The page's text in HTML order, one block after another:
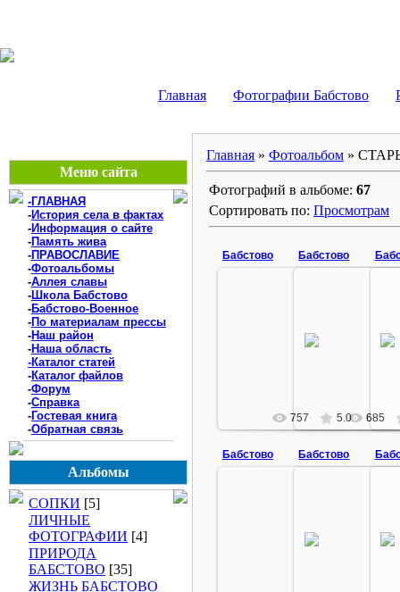
Главная Фотографии Бабстово
Меню сайта
-ГЛАВНАЯ
-История села в фактах
-Информация о сайте
-Память жива
-ПРАВОСЛАВИЕ
-Фотоальбомы
-Аллея славы
-Школа Бабстово
-Бабстово-Военное
-По материалам прессы
-Наш район
-Наша область
-Каталог статей
-Каталог файлов
-Форум
-Справка
-Гостевая книга
-Обратная связь
Альбомы
СОПКИ [5]
ЛИЧНЫЕ
ФОТОГРАФИИ [4]
ПРИРОДА
БАБСТОВО [35]
ЖИЗНЬ БАБСТОВО
Главная » Фотоальбом »
Фотографий в альбоме: 67
Сортировать по: Просмотрам
Бабстово
Бабстово, взгляд в историю
757 5.0
Бабстово
Бабстово,
685
Бабстово
черно-белый цвет
Бабстово
черно-